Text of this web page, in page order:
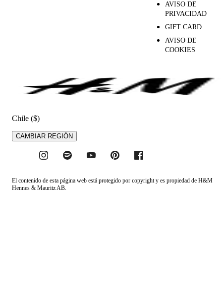
AVISO DE
PRIVACIDAD
GIFT CARD
AVISO DE
COOKIES
Chile ($)
CAMBIAR REGIÓN
El contenido de esta página web está protegido por copyright y es propiedad de H&M
Hennes & Mauritz AB.